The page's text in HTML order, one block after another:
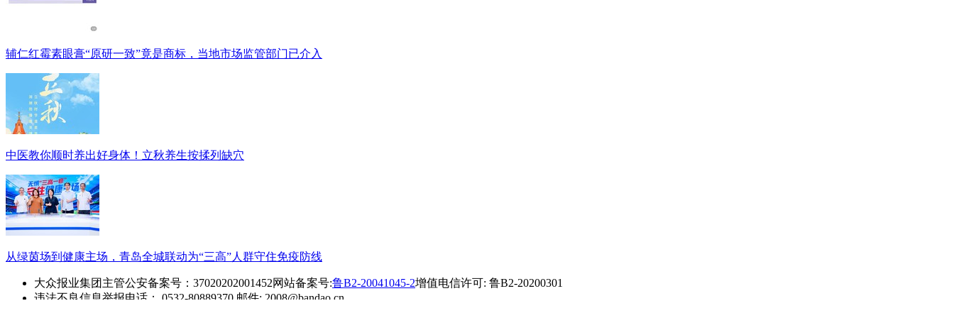
辅仁红霉素眼膏“原研一致”竟是商标，当地市场监管部门已介入
中医教你顺时养出好身体！立秋养生按揉列缺穴
从绿茵场到健康主场，青岛全城联动为“三高”人群守住免疫防线
大众报业集团主管公安备案号：37020202001452网站备案号:鲁B2-20041045-2增值电信许可: 鲁B2-20200301
违法不良信息举报电话： 0532-80889370 邮件: 2008@bandao.cn